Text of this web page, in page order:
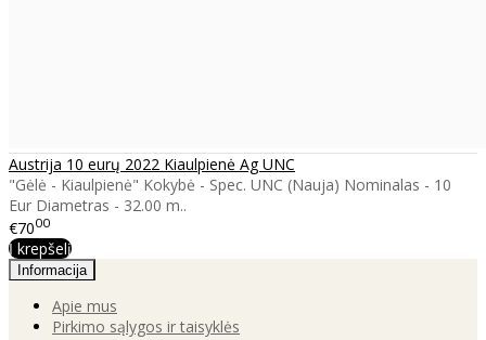
Austrija 10 eurų 2022 Kiaulpienė Ag UNC
"Gėlė - Kiaulpienė" Kokybė - Spec. UNC (Nauja) Nominalas - 10
Eur Diametras - 32.00 m..
€7000
Į krepšelį
Informacija
Apie mus
Pirkimo sąlygos ir taisyklės